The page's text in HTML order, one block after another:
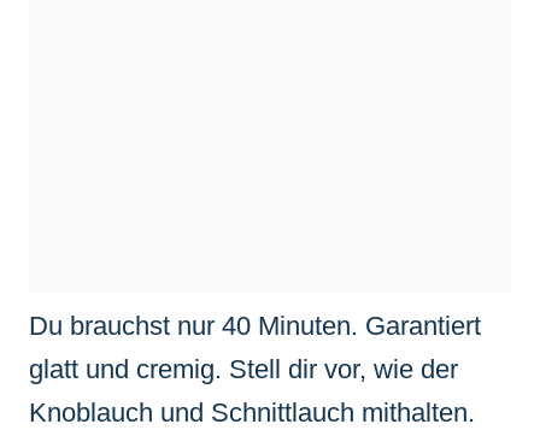
Du brauchst nur 40 Minuten. Garantiert
glatt und cremig. Stell dir vor, wie der
Knoblauch und Schnittlauch mithalten.